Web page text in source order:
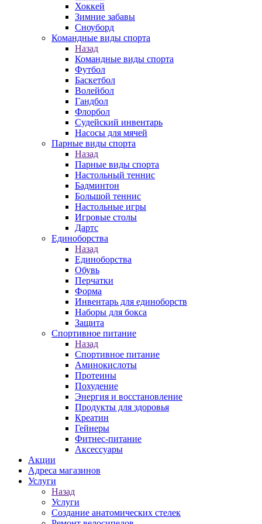
Хоккей
Зимние забавы
Сноуборд
Командные виды спорта
Назад
Командные виды спорта
Футбол
Баскетбол
Волейбол
Гандбол
Флорбол
Судейский инвентарь
Насосы для мячей
Парные виды спорта
Назад
Парные виды спорта
Настольный теннис
Бадминтон
Большой теннис
Настольные игры
Игровые столы
Дартс
Единоборства
Назад
Единоборства
Обувь
Перчатки
Форма
Инвентарь для единоборств
Наборы для бокса
Защита
Спортивное питание
Назад
Спортивное питание
Аминокислоты
Протеины
Похудение
Энергия и восстановление
Продукты для здоровья
Креатин
Гейнеры
Фитнес-питание
Аксессуары
Акции
Адреса магазинов
Услуги
Назад
Услуги
Создание анатомических стелек